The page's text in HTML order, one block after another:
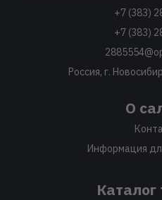
+7 (383)
+7 (383)
Россия, г.
О
Информация
Каталог